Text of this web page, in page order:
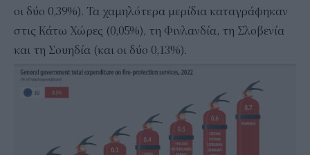
οι δύο 0,39%). Τα χαμηλότερα μερίδια καταγράφηκαν
στις Κάτω Χώρες (0,05%), τη Φινλανδία, τη Σλοβενία
και τη Σουηδία (και οι δύο 0,13%).